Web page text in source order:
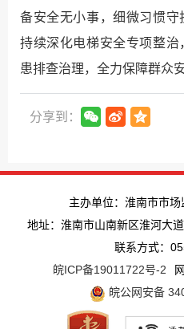
备安全无小事，细微习惯
持续深化电梯安全专项整
患排查治理，全力保障群众
分享到：
主办单位：淮南市市场
地址：淮南市山南新区淮河大
联系方式：
皖ICP备19011722号-2
皖公网安备